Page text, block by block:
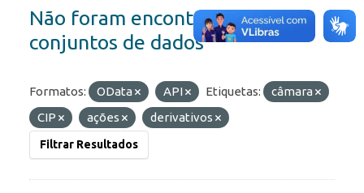
Não foram encontrados
conjuntos de dados
Formatos: OData API Etiquetas:
câmara
CIP
ações derivativos
Filtrar Resultados